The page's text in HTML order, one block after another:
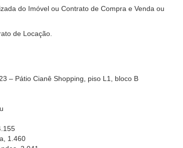
do Imóvel ou Contrato de Compra e Venda ou
de Locação.
– Pátio Cianê Shopping, piso L1, bloco B
1.460